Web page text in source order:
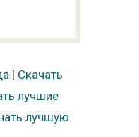
| Скачать
лучшие
лучшую